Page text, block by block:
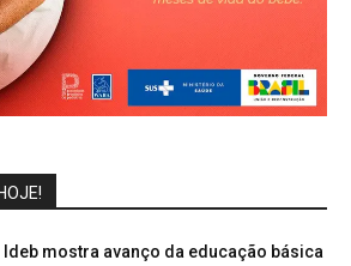
Ideb mostra avanço da educação básica